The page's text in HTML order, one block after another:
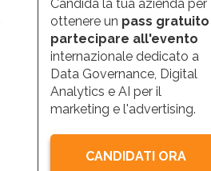
Candida la tua azienda per
ottenere un pass gratuito
partecipare all'evento
internazionale dedicato a
Data Governance, Digital
Analytics e AI per il
marketing e l'advertising.
CANDIDATI ORA